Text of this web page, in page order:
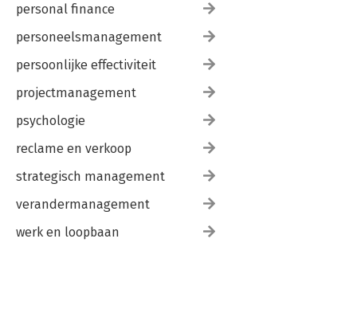
personal finance
personeelsmanagement
persoonlijke effectiviteit
projectmanagement
psychologie
reclame en verkoop
strategisch management
verandermanagement
werk en loopbaan